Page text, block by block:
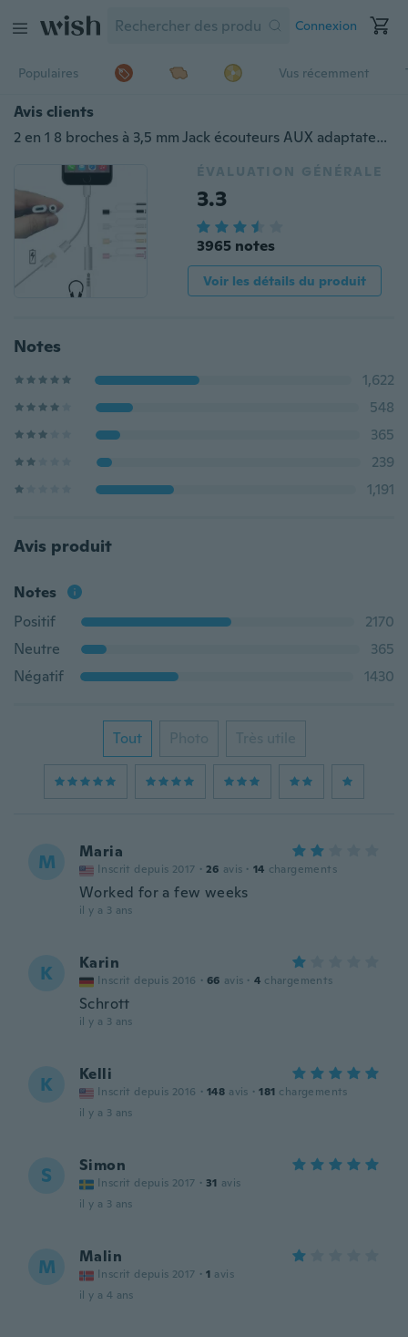
Connexion
Populaires Vus récemment
Avis clients
2 en 1 8 broches à 3,5 mm Jack écouteurs AUX adaptateur audio convertisseur + 8 broches femelle chargeur de charge rapide câble convertisseur pour iPhone 7/7 Plus
ÉVALUATION GÉNÉRALE
3.3
3965 notes
Voir les détails du produit
Notes
1,622
548
365
239
1,191
Avis produit
Notes
Positif
2170
Neutre
365
Négatif
1430
Tout Photo Très utile
M Maria
Inscrit depuis 2017 · 26 avis · 14 chargements
Worked for a few weeks
il y a 3 ans
K Karin
Inscrit depuis 2016 · 66 avis · 4 chargements
Schrott
il y a 3 ans
K Kelli
Inscrit depuis 2016 · 148 avis · 181 chargements
il y a 3 ans
S Simon
Inscrit depuis 2017 · 31 avis
il y a 3 ans
M Malin
Inscrit depuis 2017 · 1 avis
il y a 4 ans